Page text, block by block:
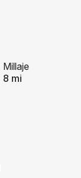
Millaje
8 mi